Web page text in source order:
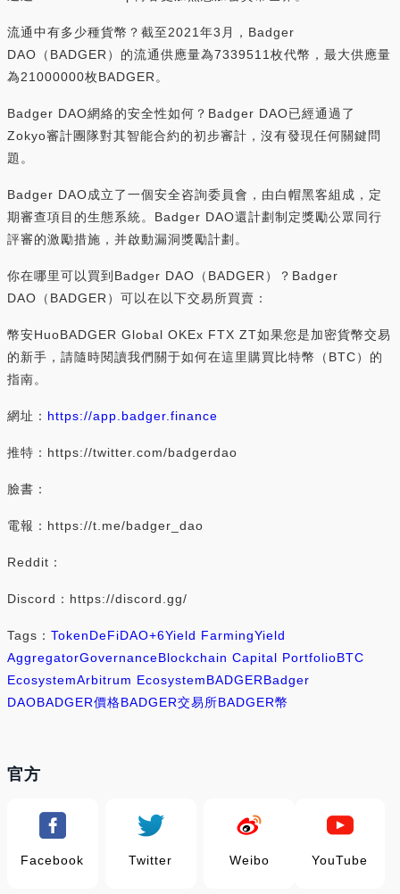
流通中有多少種貨幣？截至2021年3月，Badger
DAO（BADGER）的流通供應量為7339511枚代幣，最大供應量
為21000000枚BADGER。
Badger DAO網絡的安全性如何？Badger DAO已經通過了
Zokyo審計團隊對其智能合約的初步審計，沒有發現任何關鍵問
題。
Badger DAO成立了一個安全咨詢委員會，由白帽黑客組成，定
期審查項目的生態系統。Badger DAO還計劃制定獎勵公眾同行
評審的激勵措施，并啟動漏洞獎勵計劃。
你在哪里可以買到Badger DAO（BADGER）？Badger
DAO（BADGER）可以在以下交易所買賣：
幣安HuoBADGER Global OKEx FTX ZT如果您是加密貨幣交易
的新手，請隨時閱讀我們關于如何在這里購買比特幣（BTC）的
指南。
網址： https://app.badger.finance
推特：https://twitter.com/badgerdao
臉書：
電報：https://t.me/badger_dao
Reddit：
Discord：https://discord.gg/
Tags： TokenDeFiDAO+6Yield FarmingYield
AggregatorGovernanceBlockchain Capital PortfolioBTC
EcosystemArbitrum EcosystemBADGERBadger
DAOBADGER價格BADGER交易所BADGER幣
官方
Facebook Twitter Weibo YouTube